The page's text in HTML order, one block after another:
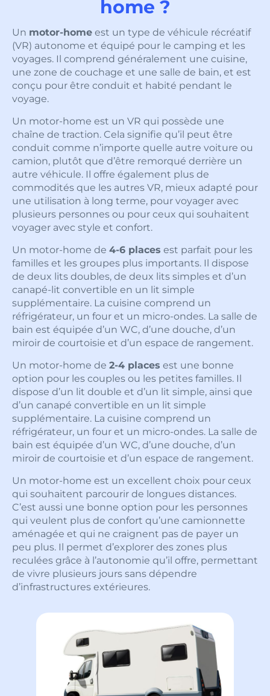
home ?
Un motor-home est un type de véhicule récréatif
(VR) autonome et équipé pour le camping et les
voyages. Il comprend généralement une cuisine,
une zone de couchage et une salle de bain, et est
conçu pour être conduit et habité pendant le
voyage.
Un motor-home est un VR qui possède une
chaîne de traction. Cela signifie qu’il peut être
conduit comme n’importe quelle autre voiture ou
camion, plutôt que d’être remorqué derrière un
autre véhicule. Il offre également plus de
commodités que les autres VR, mieux adapté pour
une utilisation à long terme, pour voyager avec
plusieurs personnes ou pour ceux qui souhaitent
voyager avec style et confort.
Un motor-home de 4-6 places est parfait pour les
familles et les groupes plus importants. Il dispose
de deux lits doubles, de deux lits simples et d’un
canapé-lit convertible en un lit simple
supplémentaire. La cuisine comprend un
réfrigérateur, un four et un micro-ondes. La salle de
bain est équipée d’un WC, d’une douche, d’un
miroir de courtoisie et d’un espace de rangement.
Un motor-home de 2-4 places est une bonne
option pour les couples ou les petites familles. Il
dispose d’un lit double et d’un lit simple, ainsi que
d’un canapé convertible en un lit simple
supplémentaire. La cuisine comprend un
réfrigérateur, un four et un micro-ondes. La salle de
bain est équipée d’un WC, d’une douche, d’un
miroir de courtoisie et d’un espace de rangement.
Un motor-home est un excellent choix pour ceux
qui souhaitent parcourir de longues distances.
C’est aussi une bonne option pour les personnes
qui veulent plus de confort qu’une camionnette
aménagée et qui ne craignent pas de payer un
peu plus. Il permet d’explorer des zones plus
reculées grâce à l’autonomie qu’il offre, permettant
de vivre plusieurs jours sans dépendre
d’infrastructures extérieures.